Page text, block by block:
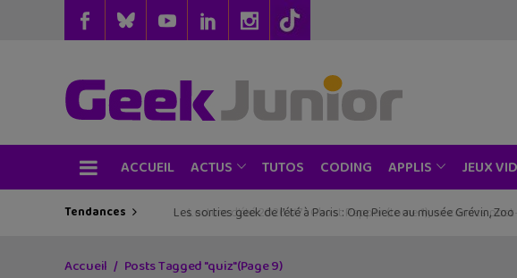
ACCUEIL ACTUS TUTOS CODING APPLIS JEUX
Tendances Les sorties geek de l’été à Paris : One Piece au musée Grévin,
Accueil Posts Tagged "quiz"(Page 9)